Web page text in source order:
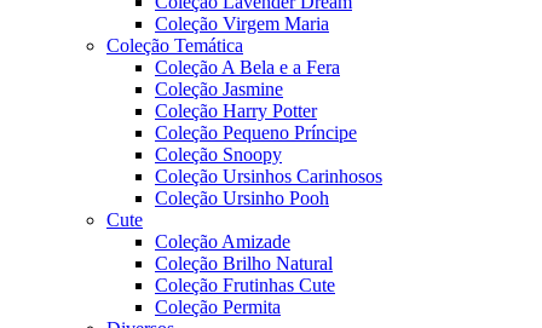
Coleção Virgem Maria
Coleção Temática
Coleção A Bela e a Fera
Coleção Jasmine
Coleção Harry Potter
Coleção Pequeno Príncipe
Coleção Snoopy
Coleção Ursinhos Carinhosos
Coleção Ursinho Pooh
Cute
Coleção Amizade
Coleção Brilho Natural
Coleção Frutinhas Cute
Coleção Permita